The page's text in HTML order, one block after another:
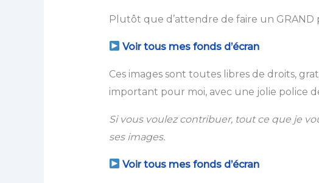
Plutôt que d’attendre de faire un GRAND
Voir tous mes fonds d’écran
Ces images sont toutes libres de droits,
important pour moi, avec une jolie police
Si vous voulez contribuer, tout ce que je
ses images.
Voir tous mes fonds d’écran